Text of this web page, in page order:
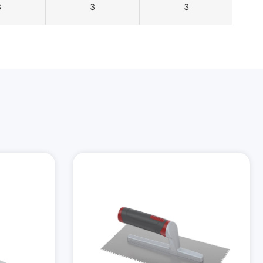
3 3